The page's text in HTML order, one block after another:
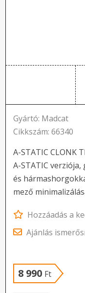
Gyártó: Madcat
Cikkszám: 66340
A-STATIC CLONK
A-STATIC
és
mező
Hozzáadás a
Ajánlás
8 990 Ft